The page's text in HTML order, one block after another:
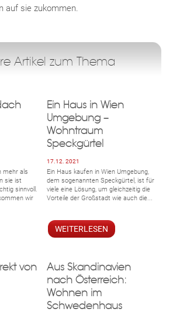
auf sie zukommen.
Artikel zum Thema
mehr als
sie ist
sinnvoll.
wir
Ein Haus in Wien
Umgebung –
Wohntraum
Speckgürtel
17.12. 2021
Ein Haus kaufen in Wien Umgebung,
dem sogenannten Speckgürtel, ist für
viele eine Lösung, um gleichzeitig die
Vorteile der Großstadt wie auch die...
WEITERLESEN
von
Aus Skandinavien
nach Österreich:
Wohnen im
Schwedenhaus